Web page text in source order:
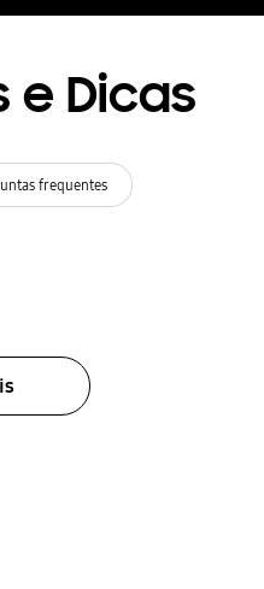
e Dicas
frequentes